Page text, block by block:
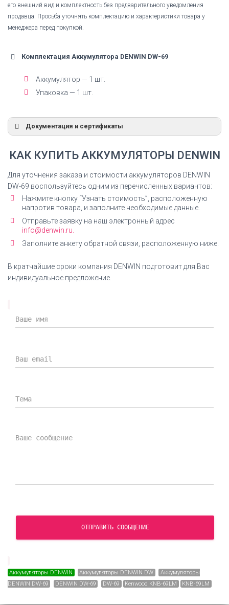
его внешний вид и комплектность без предварительного уведомления
продавца. Просьба уточнять комплектацию и характеристики товара у
менеджера перед покупкой.
Комплектация Аккумулятора DENWIN DW-69
Аккумулятор — 1 шт.
Упаковка — 1 шт.
Документация и сертификаты
ДЕНВИН
СКАЧАТЬ ДЕКЛАРАЦИЮ
Декларация Li-Ion аккумуляторы
Декларация соответствия на Ni-Mh аккумуляторы
Сертификат ГОСТ Р ИСО 9001-2015 (ISO 9001-2015)
КАК КУПИТЬ АККУМУЛЯТОРЫ DENWIN
Для уточнения заказа и стоимости аккумуляторов DENWIN
DW-69 воспользуйтесь одним из перечисленных вариантов:
Нажмите кнопку “Узнать стоимость”, расположенную
напротив товара, и заполните необходимые данные.
Отправьте заявку на наш электронный адрес
info@denwin.ru.
Заполните анкету обратной связи, расположенную ниже.
В кратчайшие сроки компания DENWIN подготовит для Вас
индивидуальное предложение.
ОТПРАВИТЬ СООБЩЕНИЕ
Аккумуляторы DENWIN Аккумуляторы DENWIN DW
Аккумуляторы
DENWIN DW-69
DENWIN DW-69 DW-69 Kenwood KNB-69LM KNB-69LM